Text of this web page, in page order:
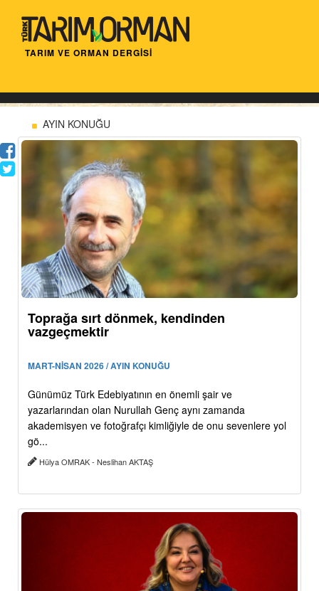
TARIM VE ORMAN DERGİSİ
AYIN KONUĞU
Toprağa sırt dönmek, kendinden
vazgeçmektir
MART-NİSAN 2026 / AYIN KONUĞU
Günümüz Türk Edebiyatının en önemli şair ve
yazarlarından olan Nurullah Genç aynı zamanda
akademisyen ve fotoğrafçı kimliğiyle de onu sevenlere yol
gö...
Hülya OMRAK - Neslihan AKTAŞ